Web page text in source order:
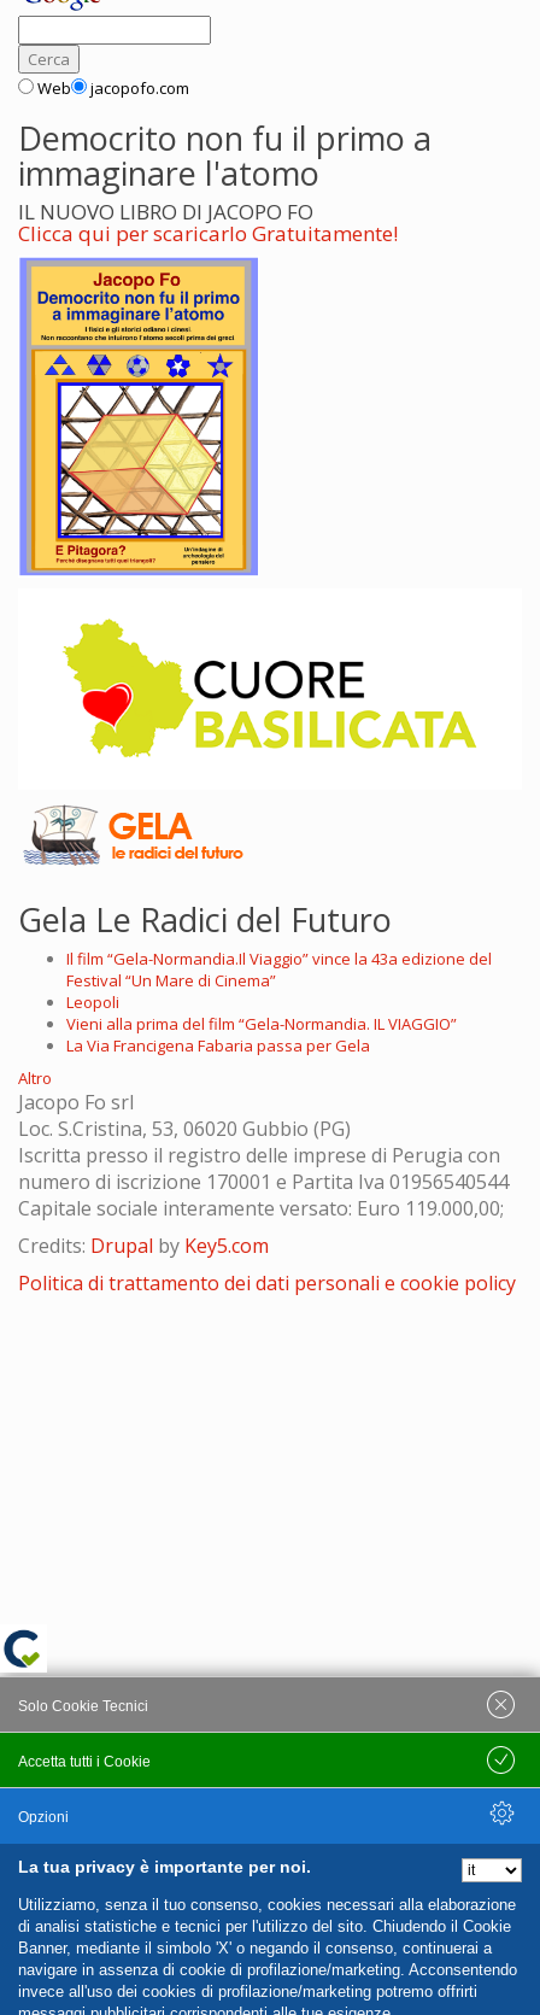
Web jacopofo.com
Democrito non fu il primo a
immaginare l'atomo
IL NUOVO LIBRO DI JACOPO FO
Clicca qui per scaricarlo Gratuitamente!
Gela Le Radici del Futuro
Il film “Gela-Normandia.Il Viaggio” vince la 43a edizione del
Festival “Un Mare di Cinema”
Leopoli
Vieni alla prima del film “Gela-Normandia. IL VIAGGIO”
La Via Francigena Fabaria passa per Gela
Altro
Jacopo Fo srl
Loc. S.Cristina, 53, 06020 Gubbio (PG)
Iscritta presso il registro delle imprese di Perugia con
numero di iscrizione 170001 e Partita Iva 01956540544
Capitale sociale interamente versato: Euro 119.000,00;
Credits: Drupal by Key5.com
Politica di trattamento dei dati personali e cookie policy
La tua privacy è importante per noi.
Utilizziamo, senza il tuo consenso, cookies necessari alla elaborazione
di analisi statistiche e tecnici per l'utilizzo del sito. Chiudendo il Cookie
Banner, mediante il simbolo 'X' o negando il consenso, continuerai a
navigare in assenza di cookie di profilazione/marketing. Acconsentendo
invece all'uso dei cookies di profilazione/marketing potremo offrirti
Accetta tutti i Cookie
Solo Cookie Tecnici
Salva
Opzioni
Nascondi Opzioni